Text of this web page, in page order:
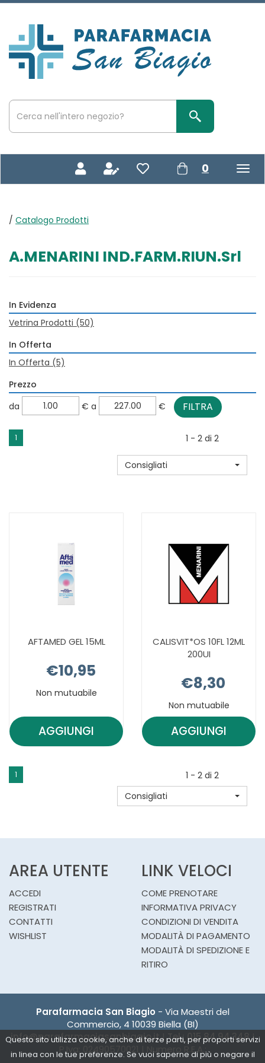
Passa
principale
Questo sito utilizza cookie, anche di terze parti, per proporti servizi
in linea con le tue preferenze. Se vuoi saperne di più o negare il
San
Biagio
Cerca
Prodotto
Cerca Prodotto
0 prodotti
inseriti
/ Catalogo Prodotti
A.MENARINI IND.FARM.RIUN.Srl
In Evidenza
Vetrina Prodotti (50)
In Offerta
In Offerta (5)
Prezzo
filtra
da
da €
a
a €
1 1 - 2 di 2
Consigliati
AFTAMED GEL 15ML
€10,95
Non mutuabile
AGGIUNGIAGGIUNGI AFTAMED
CARRELLO
CALISVIT*OS 10FL 12ML
200UI
€8,30
Non mutuabile
AGGIUNGIAGGIUNGI
12ML
200UI AL
CARRELLO
1
1 - 2 di 2
Consigliati
AREA UTENTE
ACCEDI
REGISTRATI
CONTATTI
WISHLIST
LINK VELOCI
COME PRENOTARE
INFORMATIVA PRIVACY
CONDIZIONI DI VENDITA
MODALITÀ DI PAGAMENTO
MODALITÀ DI SPEDIZIONE E
RITIRO
Parafarmacia San Biagio - Via Maestri del
Commercio, 4 10039 Biella (BI)
info@parafarmaciasanbiagio.it|Tel.: 015.84.94.348|
P.Iva: 02490570021 | Numero R.E.A.: